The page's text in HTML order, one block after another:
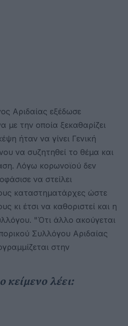
Αριδαίας εξέδωσε
την οποία ξεκαθαρίζει
ήταν να γίνει Γενική
να συζητηθεί το θέμα και
Λόγω κορωνοϊού δεν
να στείλει
καταστηματάρχες ώστε
κι έτσι να καθοριστεί και η
"Ότι άλλο ακούγεται
Συλλόγου Αριδαίας
στην
κείμενο λέει: